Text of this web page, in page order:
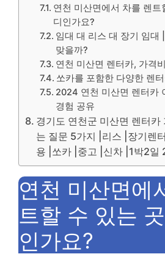
연천 미산면에서 차를 렌트
디인가요?
임대 대 리스 대 장기 임대
맞을까?
연천 미산면 렌터카, 가격
쏘카를 포함한 다양한 렌
2024 연천 미산면 렌터카
경험 공유
경기도 연천군 미산면 렌터카
는 질문 5가지 |리스 |장기렌
용 |쏘카 |중고 |신차 |1박2일
연천 미산면에
트할 수 있는
인가요?